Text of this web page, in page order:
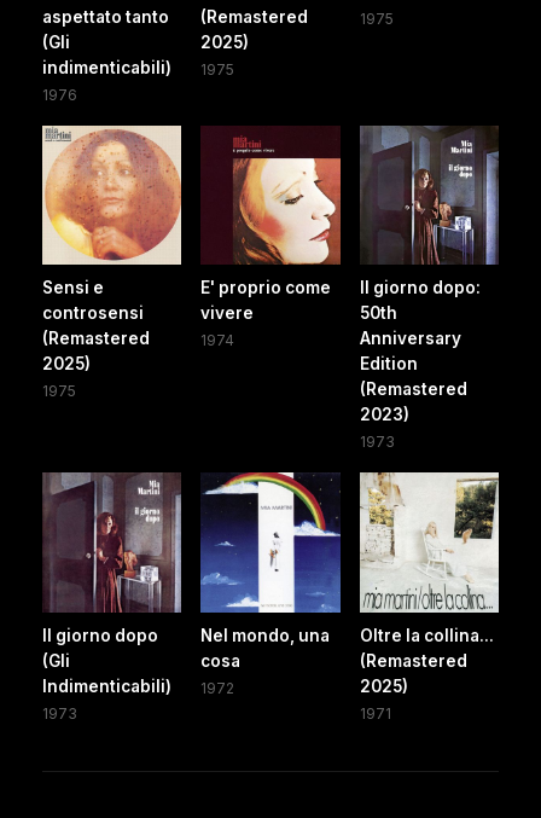
aspettato tanto
(Gli
indimenticabili)
1976
(Remastered
2025)
1975
1975
Sensi e
controsensi
(Remastered
2025)
1975
E' proprio come
vivere
1974
Il giorno dopo:
50th
Anniversary
Edition
(Remastered
2023)
1973
Il giorno dopo
(Gli
Indimenticabili)
1973
Nel mondo, una
cosa
1972
Oltre la collina...
(Remastered
2025)
1971